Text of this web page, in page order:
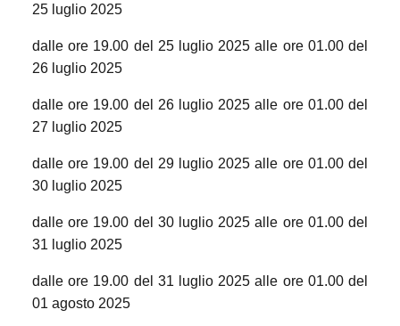
25 luglio 2025
dalle ore 19.00 del 25 luglio 2025 alle ore 01.00 del
26 luglio 2025
dalle ore 19.00 del 26 luglio 2025 alle ore 01.00 del
27 luglio 2025
dalle ore 19.00 del 29 luglio 2025 alle ore 01.00 del
30 luglio 2025
dalle ore 19.00 del 30 luglio 2025 alle ore 01.00 del
31 luglio 2025
dalle ore 19.00 del 31 luglio 2025 alle ore 01.00 del
01 agosto 2025